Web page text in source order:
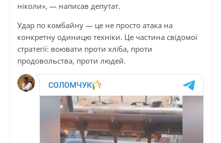
ніколи», — написав депутат.
Удар по комбайну — це не просто атака на
конкретну одиницю техніки. Це частина свідомої
стратегії: воювати проти хліба, проти
продовольства, проти людей.